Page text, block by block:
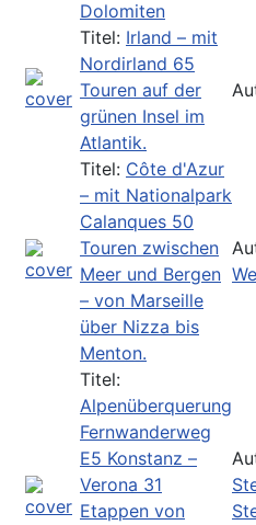
Dolomiten
Titel: Irland – mit
Nordirland 65
Touren auf der
grünen Insel im
Atlantik.
Titel: Côte d'Azur
– mit Nationalpark
Calanques 50
Touren zwischen
Meer und Bergen
– von Marseille
über Nizza bis
Menton.
Titel:
Alpenüberquerung
Fernwanderweg
E5 Konstanz –
Verona 31
Etappen von